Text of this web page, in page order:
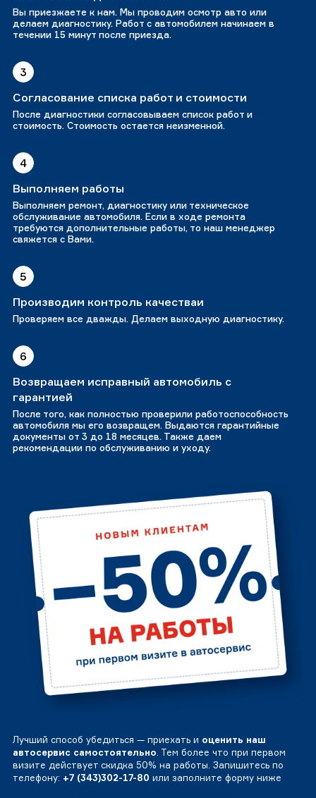
Вы приезжаете к нам. Мы проводим осмотр авто или
делаем диагностику. Работ с автомобилем начинаем в
течении 15 минут после приезда.
3
Согласование списка работ и стоимости
После диагностики согласовываем список работ и
стоимость. Стоимость остается неизменной.
4
Выполняем работы
Выполняем ремонт, диагностику или техническое
обслуживание автомобиля. Если в ходе ремонта
требуются дополнительные работы, то наш менеджер
свяжется с Вами.
5
Производим контроль качестваи
Проверяем все дважды. Делаем выходную диагностику.
6
Возвращаем исправный автомобиль с
гарантией
После того, как полностью проверили работоспособность
автомобиля мы его возвращем. Выдаются гарантийные
документы от 3 до 18 месяцев. Также даем
рекомендации по обслуживанию и уходу.
Лучший способ убедиться — приехать и оценить наш
автосервис самостоятельно. Тем более что при первом
визите действует скидка 50% на работы. Запишитесь по
телефону: +7 (343)302-17-80 или заполните форму ниже